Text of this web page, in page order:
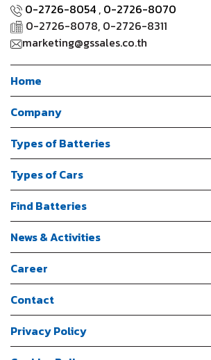
0-2726-8054 , 0-2726-8070
0-2726-8078, 0-2726-8311
marketing@gssales.co.th
Home
Company
Types of Batteries
Types of Cars
Find Batteries
News & Activities
Career
Contact
Privacy Policy